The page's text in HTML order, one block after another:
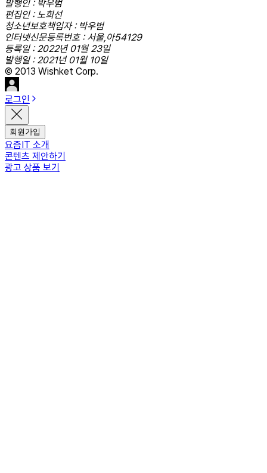
발행인 : 박우범
편집인 : 노희선
청소년보호책임자 : 박우범
인터넷신문등록번호 : 서울,아54129
등록일 : 2022년 01월 23일
발행일 : 2021년 01월 10일
© 2013 Wishket Corp.
로그인
회원가입
요즘IT 소개
콘텐츠 제안하기
광고 상품 보기